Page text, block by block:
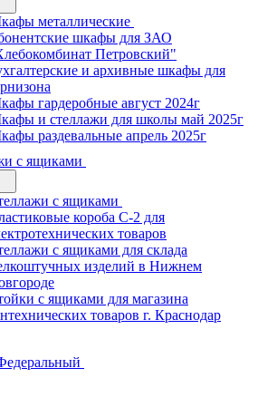
металлические
шкафы для ЗАО
Петровский"
и архивные шкафы для
гардеробные август 2024г
и стеллажи для школы май 2025г
раздевальные апрель 2025г
с ящиками
с ящиками
короба С-2 для
товаров
с ящиками для склада
изделий в Нижнем
с ящиками для магазина
товаров г. Краснодар